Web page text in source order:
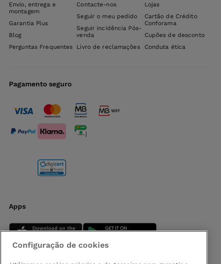
Envio, entrega e
montagem
Garantia Plus
Blog
Perguntas Frequentes
Contacte-nos
Seguir o meu pedido
Seguir incidência Pós-
venda
Livro de reclamações
Lojas
Cartão de Crédito
Conforama
Cupões de desconto
Conduta ética
Pagamento seguro
Apps
Configuração de cookies